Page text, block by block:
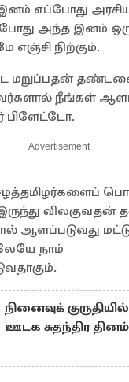
எப்போது
அந்த இனம்
எஞ்சி நிற்கும்.
மறுப்பதன்
நீங்கள்
பிளேட்டோ.
Advertisement
இருந்து
ஆளப்படுவது
நாம்
நினைவுக்
ஊடக சுதந்திர தினம்